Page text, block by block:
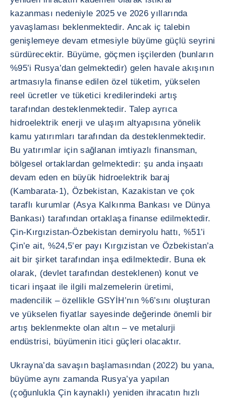
kazanması nedeniyle 2025 ve 2026 yıllarında
yavaşlaması beklenmektedir. Ancak iç talebin
genişlemeye devam etmesiyle büyüme güçlü seyrini
sürdürecektir. Büyüme, göçmen işçilerden (bunların
%95’i Rusya’dan gelmektedir) gelen havale akışının
artmasıyla finanse edilen özel tüketim, yükselen
reel ücretler ve tüketici kredilerindeki artış
tarafından desteklenmektedir. Talep ayrıca
hidroelektrik enerji ve ulaşım altyapısına yönelik
kamu yatırımları tarafından da desteklenmektedir.
Bu yatırımlar için sağlanan imtiyazlı finansman,
bölgesel ortaklardan gelmektedir: şu anda inşaatı
devam eden en büyük hidroelektrik baraj
(Kambarata-1), Özbekistan, Kazakistan ve çok
taraflı kurumlar (Asya Kalkınma Bankası ve Dünya
Bankası) tarafından ortaklaşa finanse edilmektedir.
Çin-Kırgızistan-Özbekistan demiryolu hattı, %51’i
Çin’e ait, %24,5’er payı Kırgızistan ve Özbekistan’a
ait bir şirket tarafından inşa edilmektedir. Buna ek
olarak, (devlet tarafından desteklenen) konut ve
ticari inşaat ile ilgili malzemelerin üretimi,
madencilik – özellikle GSYİH’nın %6’sını oluşturan
ve yükselen fiyatlar sayesinde değerinde önemli bir
artış beklenmekte olan altın – ve metalurji
endüstrisi, büyümenin itici güçleri olacaktır.
Ukrayna’da savaşın başlamasından (2022) bu yana,
büyüme aynı zamanda Rusya’ya yapılan
(çoğunlukla Çin kaynaklı) yeniden ihracatın hızlı